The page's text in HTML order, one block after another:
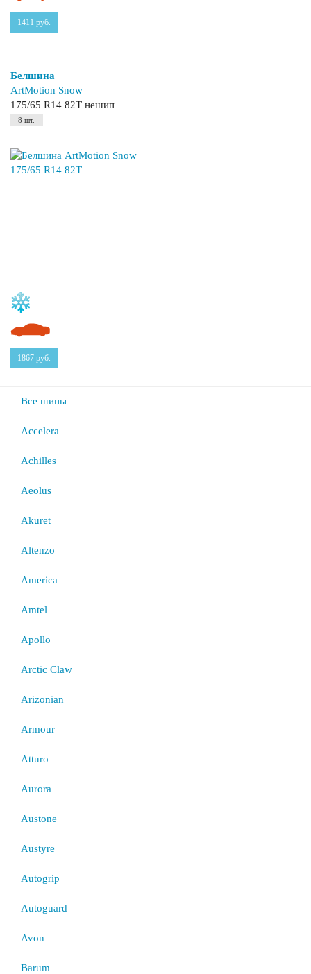
1411 руб.
Белшина
ArtMotion Snow
175/65 R14 82T нешип
8 шт.
1867 руб.
Все шины
Accelera
Achilles
Aeolus
Akuret
Altenzo
America
Amtel
Apollo
Arctic Claw
Arizonian
Armour
Atturo
Aurora
Austone
Austyre
Autogrip
Autoguard
Avon
Barum